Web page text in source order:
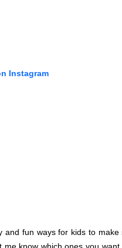
Instagram
and fun ways for kids to